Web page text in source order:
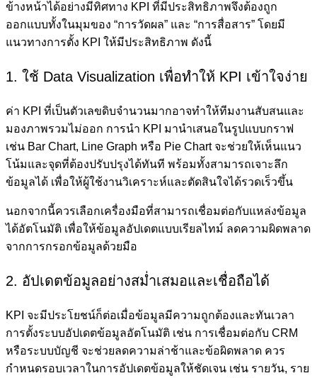
ข้างหน้าได้อย่างมีทิศทาง KPI ที่มีประสิทธิภาพจึงต้องถูก
ออกแบบทั้งในมุมของ “การวัดผล” และ “การสื่อสาร” โดยมี
แนวทางการตั้ง KPI ให้มีประสิทธิภาพ ดังนี้
1. ใช้ Data Visualization เพื่อทำให้ KPI เข้าใจง่าย
ค่า KPI ที่เป็นตัวเลขดิบจำนวนมากอาจทำให้ทีมงานสับสนและ
มองภาพรวมไม่ออก การนำ KPI มานำเสนอในรูปแบบกราฟ
เช่น Bar Chart, Line Graph หรือ Pie Chart จะช่วยให้เห็นแนว
โน้มและจุดที่ต้องปรับปรุงได้ทันที พร้อมทั้งสามารถเจาะลึก
ข้อมูลได้ เพื่อให้ผู้ใช้งานวิเคราะห์และตัดสินใจได้รวดเร็วขึ้น
นอกจากนี้ควรเลือกเครื่องมือที่สามารถเชื่อมต่อกับแหล่งข้อมูล
ได้อัตโนมัติ เพื่อให้ข้อมูลอัปเดตแบบเรียลไทม์ ลดความผิดพลาด
จากการกรอกข้อมูลด้วยมือ
2. อัปเดตข้อมูลอย่างสม่ำเสมอและเชื่อถือได้
KPI จะมีประโยชน์ก็ต่อเมื่อข้อมูลมีความถูกต้องและทันเวลา
การตั้งระบบอัปเดตข้อมูลอัตโนมัติ เช่น การเชื่อมต่อกับ CRM
หรือระบบบัญชี จะช่วยลดความล่าช้าและข้อผิดพลาด ควร
กำหนดรอบเวลาในการอัปเดตข้อมูลให้ชัดเจน เช่น รายวัน, ราย